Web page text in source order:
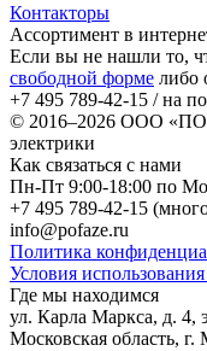
Контакторы
Ассортимент в
Если вы не нашли то,
свободной форме либо
+7 495 789-42-15 / на
© 2016–2026 ООО «ПО
электрики
Как связаться с нами
Пн-Пт 9:00-18:00 по
+7 495 789-42-15
info@pofaze.ru
Политика
Условия использования
Где мы находимся
ул. Карла Маркса, д. 4,
Московская область, г.